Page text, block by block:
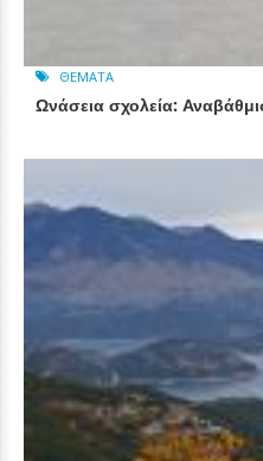
ΘΈΜΑΤΑ
Ωνάσεια σχολεία: